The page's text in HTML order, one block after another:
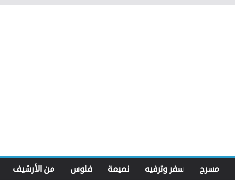
مسرح سفر وترفيه نميمة فلوس من الأرشيف